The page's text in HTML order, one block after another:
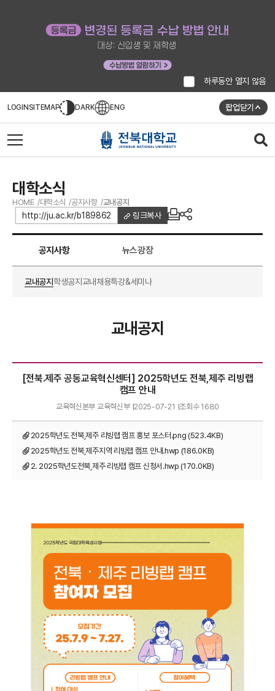
하루동안 열지 않음
LOGINSITEMAP DARK ENG 팝업닫기
대학소식
HOME 대학소식 공지사항 교내공지
http://ju.ac.kr/b189862 링크복사
공지사항 뉴스광장
교내공지학생공지 교내채용특강&세미나
교내공지
[전북.제주 공동교육혁신센터] 2025학년도 전북,제주 리빙랩
캠프 안내
교육혁신본부 교육혁신부 2025-07-21 조회수 1680
2025학년도 전북,제주 리빙랩 캠프 홍보 포스터.png (523.4KB)
2025학년도 전북,제주지역 리빙랩 캠프 안내.hwp (186.0KB)
2. 2025학년도전북,제주 리빙랩 캠프 신청서.hwp (170.0KB)